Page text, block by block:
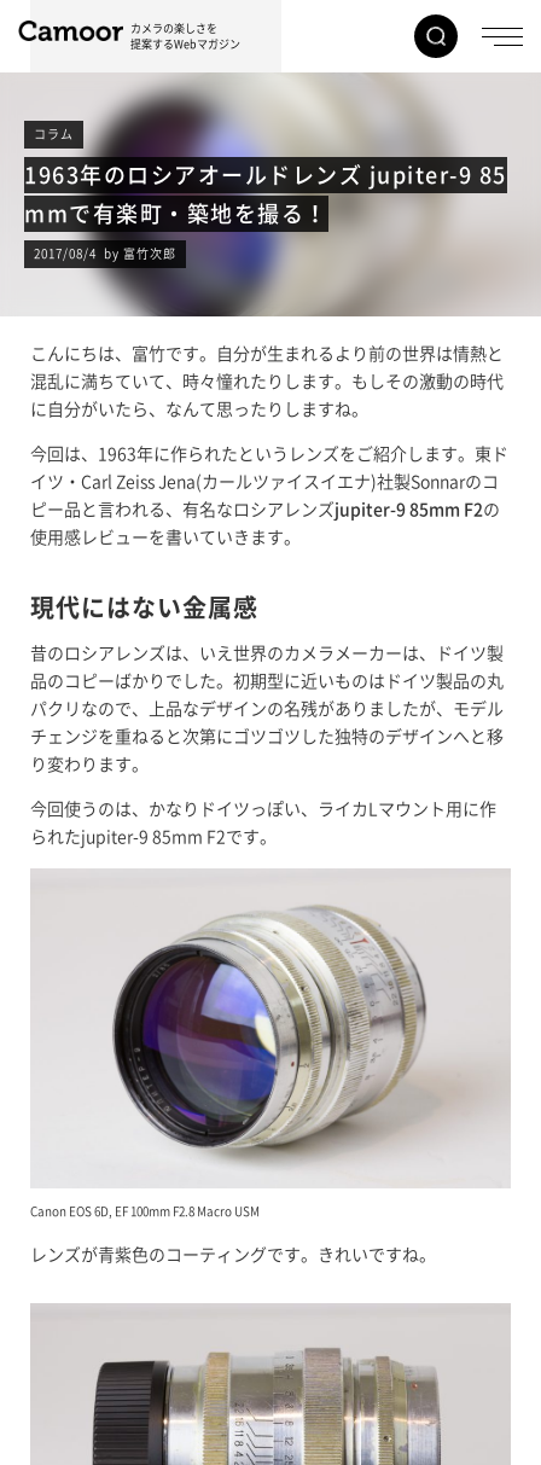
カメラの楽しさを
提案するWebマガジン
コラム
1963年のロシアオールドレンズ jupiter-9 85
mmで有楽町・築地を撮る！
2017/08/4 by 富竹次郎
こんにちは、富竹です。自分が生まれるより前の世界は情熱と
混乱に満ちていて、時々憧れたりします。もしその激動の時代
に自分がいたら、なんて思ったりしますね。
今回は、1963年に作られたというレンズをご紹介します。東ド
イツ・Carl Zeiss Jena(カールツァイスイエナ)社製Sonnarのコ
ピー品と言われる、有名なロシアレンズjupiter-9 85mm F2の
使用感レビューを書いていきます。
現代にはない金属感
昔のロシアレンズは、いえ世界のカメラメーカーは、ドイツ製
品のコピーばかりでした。初期型に近いものはドイツ製品の丸
パクリなので、上品なデザインの名残がありましたが、モデル
チェンジを重ねると次第にゴツゴツした独特のデザインへと移
り変わります。
今回使うのは、かなりドイツっぽい、ライカLマウント用に作
られたjupiter-9 85mm F2です。
Canon EOS 6D, EF 100mm F2.8 Macro USM
レンズが青紫色のコーティングです。きれいですね。